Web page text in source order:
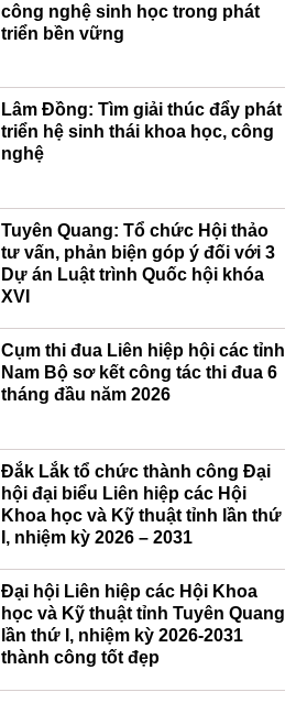
công nghệ sinh học trong phát
triển bền vững
Lâm Đồng: Tìm giải thúc đẩy phát
triển hệ sinh thái khoa học, công
nghệ
Tuyên Quang: Tổ chức Hội thảo
tư vấn, phản biện góp ý đối với 3
Dự án Luật trình Quốc hội khóa
XVI
Cụm thi đua Liên hiệp hội các tỉnh
Nam Bộ sơ kết công tác thi đua 6
tháng đầu năm 2026
Đắk Lắk tổ chức thành công Đại
hội đại biểu Liên hiệp các Hội
Khoa học và Kỹ thuật tỉnh lần thứ
I, nhiệm kỳ 2026 – 2031
Đại hội Liên hiệp các Hội Khoa
học và Kỹ thuật tỉnh Tuyên Quang
lần thứ I, nhiệm kỳ 2026-2031
thành công tốt đẹp